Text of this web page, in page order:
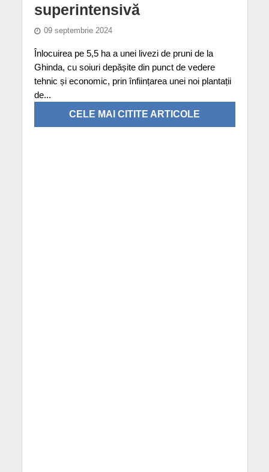
superintensivă
09 septembrie 2024
Înlocuirea pe 5,5 ha a unei livezi de pruni de la
Ghinda, cu soiuri depășite din punct de vedere
tehnic și economic, prin înființarea unei noi plantații
de...
CELE MAI CITITE ARTICOLE